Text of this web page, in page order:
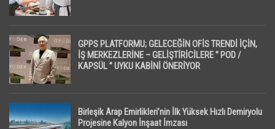
GPPS PLATFORMU; GELECEĞİN OFİS TRENDİ İÇİN,
İŞ MERKEZLERİNE – GELİŞTİRİCİLERE ” POD /
KAPSÜL ” UYKU KABİNİ ÖNERİYOR
Birleşik Arap Emirlikleri’nin İlk Yüksek Hızlı Demiryolu
Projesine Kalyon İnşaat İmzası